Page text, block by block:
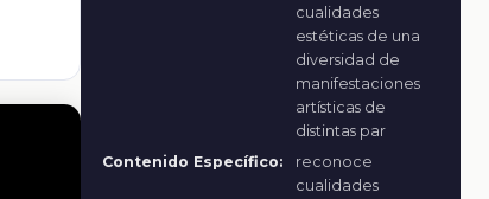
cualidades
estéticas de una
diversidad de
manifestaciones
artísticas de
distintas par
Contenido Específico:
reconoce
cualidades